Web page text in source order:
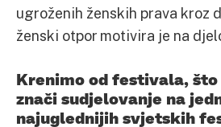
ugroženih ženskih prava kroz
ženski otpor motivira je na
Krenimo od festivala, što
znači sudjelovanje na
najuglednijih svjetskih